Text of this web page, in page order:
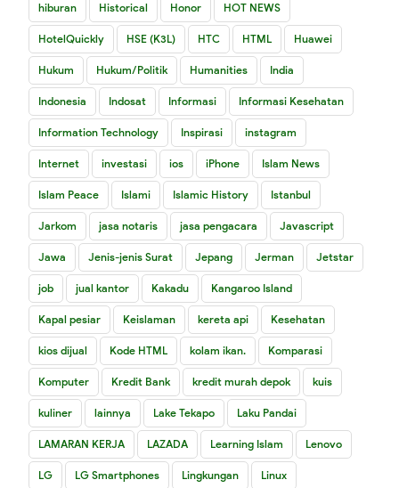
hiburan Historical Honor HOT NEWS
HotelQuickly HSE (K3L) HTC HTML Huawei
Hukum Hukum/Politik Humanities India
Indonesia Indosat Informasi Informasi Kesehatan
Information Technology Inspirasi instagram
Internet investasi ios iPhone Islam News
Islam Peace Islami Islamic History Istanbul
Jarkom jasa notaris jasa pengacara Javascript
Jawa Jenis-jenis Surat Jepang Jerman Jetstar
job jual kantor Kakadu Kangaroo Island
Kapal pesiar Keislaman kereta api Kesehatan
kios dijual Kode HTML kolam ikan. Komparasi
Komputer Kredit Bank kredit murah depok kuis
kuliner lainnya Lake Tekapo Laku Pandai
LAMARAN KERJA LAZADA Learning Islam Lenovo
LG LG Smartphones Lingkungan Linux